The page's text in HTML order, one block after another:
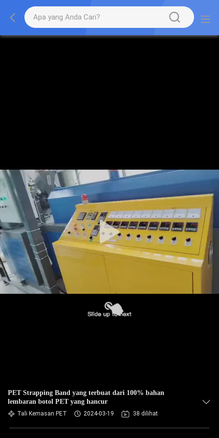
PET Strapping Band yang terbuat dari 100% bahan
lembaran botol PET yang hancur
Tali Kemasan PET 2024-03-19 38 dilihat